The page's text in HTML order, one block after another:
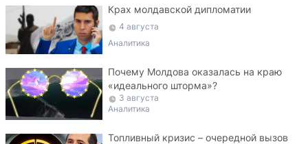
Крах молдавской дипломатии
4 августа
Аналитика
Почему Молдова оказалась на краю
«идеального шторма»?
3 августа
Аналитика
Топливный кризис – очередной вызов